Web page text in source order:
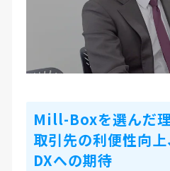
Mill-Boxを選んだ理
取引先の利便性向
DXへの期待